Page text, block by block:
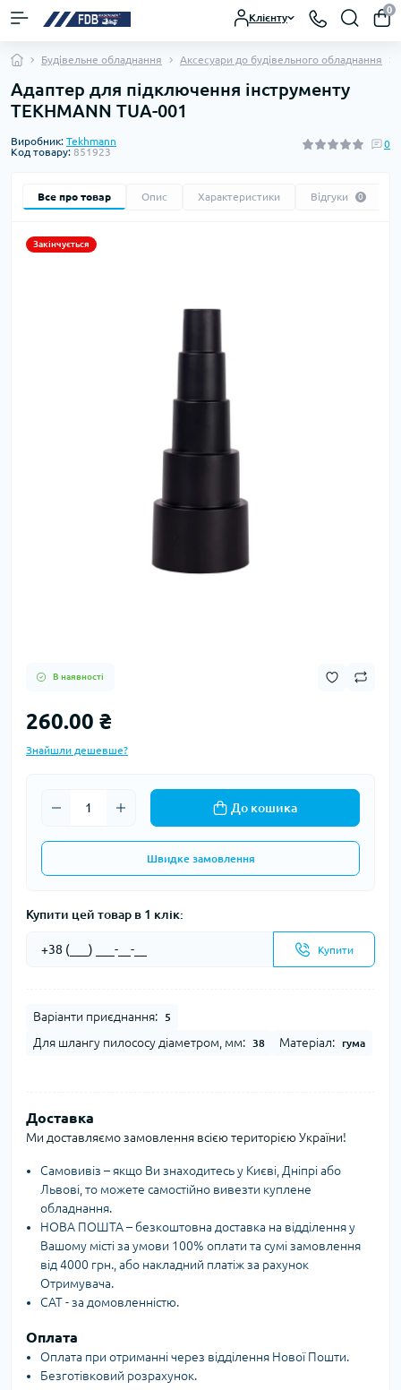
Клієнту
0
Будівельне обладнання Аксесуари до будівельного обладнання
Адаптер для підключення інструменту
TEKHMANN TUA-001
Виробник: Tekhmann
Код товару: 851923
0
Все про товар Опис Характеристики Відгуки 0
Закінчується
В наявності
260.00 ₴
Знайшли дешевше?
До кошика
Швидке замовлення
Купити цей товар в 1 клік:
Купити
Варіанти приєднання: 5
Для шлангу пилососу діаметром, мм: 38 Матеріал: гума
Доставка
Ми доставляємо замовлення всією територією України!
Самовивіз – якщо Ви знаходитесь у Києві, Дніпрі або
Львові, то можете самостійно вивезти куплене
обладнання.
НОВА ПОШТА – безкоштовна доставка на відділення у
Вашому місті за умови 100% оплати та сумі замовлення
від 4000 грн., або накладний платіж за рахунок
Отримувача.
САТ - за домовленністю.
Оплата
Оплата при отриманні через відділення Нової Пошти.
Безготівковий розрахунок.